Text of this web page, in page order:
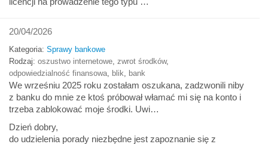
20/04/2026
Kategoria: Sprawy bankowe
Rodzaj: oszustwo internetowe zwrot środków,
odpowiedzialność finansowa blik bank
We wrześniu 2025 roku zostałam oszukana, zadzwonili niby
z banku do mnie ze ktoś próbował włamać mi się na konto i
trzeba zablokować moje środki. Uwi…
Dzień dobry,
do udzielenia porady niezbędne jest zapoznanie się z